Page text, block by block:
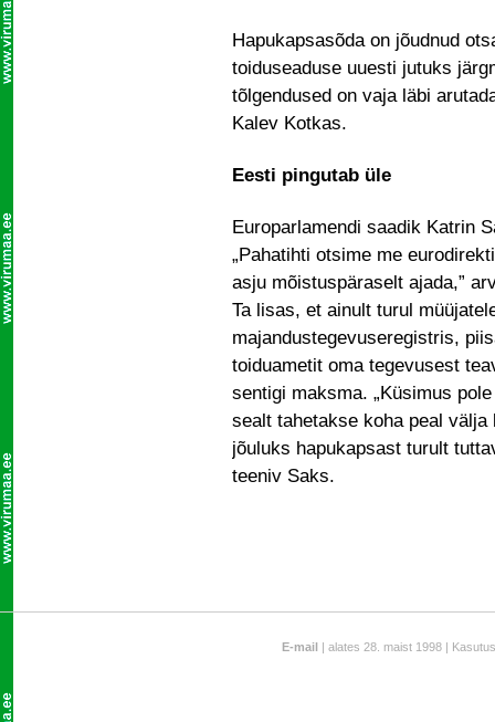
Hapukapsasõda on jõudnud
toiduseaduse uuesti jutuks
tõlgendused on vaja läbi
Kalev Kotkas.
Eesti pingutab üle
Europarlamendi saadik Katrin
„Pahatihti otsime me
asju mõistuspäraselt ajada,”
Ta lisas, et ainult turul
majandustegevuseregistris,
toiduametit oma tegevusest
sentigi maksma. „Küsimus
sealt tahetakse koha peal
jõuluks hapukapsast turult
teeniv Saks.
E-mail | alates 28. maist 1998 |